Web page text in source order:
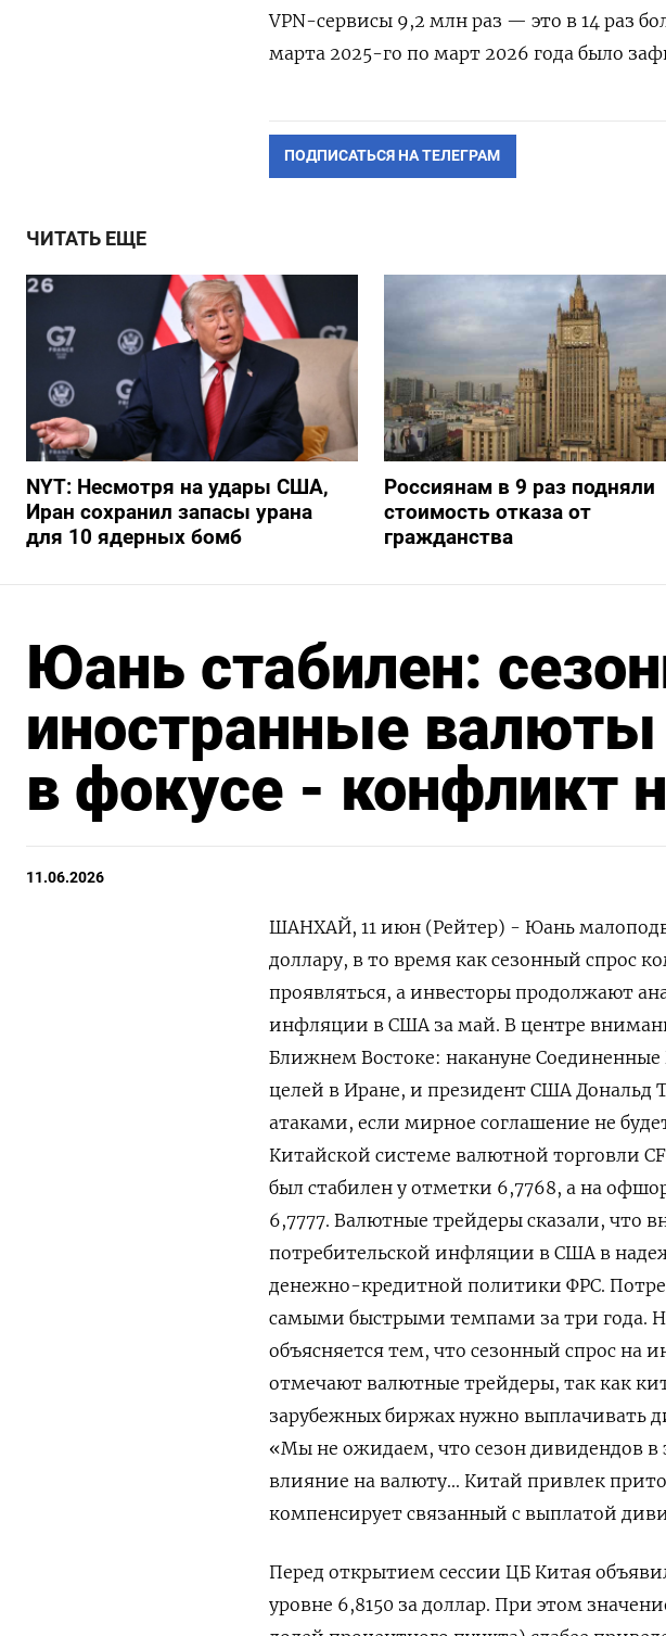
VPN-сервисы 9,2 млн раз — это в 14 раз
марта 2025-го по март 2026 года было
ПОДПИСАТЬСЯ НА ТЕЛЕГРАМ
ЧИТАТЬ ЕЩЕ
NYT: Несмотря на удары США,
Иран сохранил запасы урана
для 10 ядерных бомб
Россиянам в 9 раз подняли
стоимость отказа от
гражданства
Юань стабилен:
иностранные валюты
в фокусе - конфликт
11.06.2026
ШАНХАЙ, 11 июн (Рейтер) - Юань
доллару, в то время как сезонный спрос
‌проявляться, а инвесторы продолжают
инфляции в США за май. В центре
Ближнем Востоке: ​накануне
целей ⁠в Иране, и президент США
атаками, если мирное соглашение ‌не
Китайской системе валютной торговли
был стабилен у отметки ‌6,7768, а на
6,7777. Валютные трейдеры ​сказали, что
потребительской инфляции в США ‌в
денежно-кредитной политики ФРС.
самыми быстрыми ​темпами за три ​года.
объясняется тем, что сезонный спрос на
отмечают валютные трейдеры, так как
зарубежных биржах нужно выплачивать
«Мы не ожидаем, что сезон дивидендов в
влияние на валюту... Китай привлек
компенсирует связанный ​с выплатой
Перед открытием сессии ЦБ Китая
уровне 6,8150 за доллар. При этом